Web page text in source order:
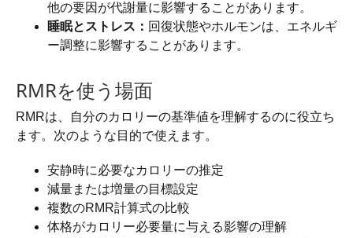
他の要因が代謝量に影響することがあります。
睡眠とストレス： 回復状態やホルモンは、エネルギ
ー調整に影響することがあります。
RMRを使う場面
RMRは、自分のカロリーの基準値を理解するのに役立ち
ます。次のような目的で使えます。
安静時に必要なカロリーの推定
減量または増量の目標設定
複数のRMR計算式の比較
体格がカロリー必要量に与える影響の理解